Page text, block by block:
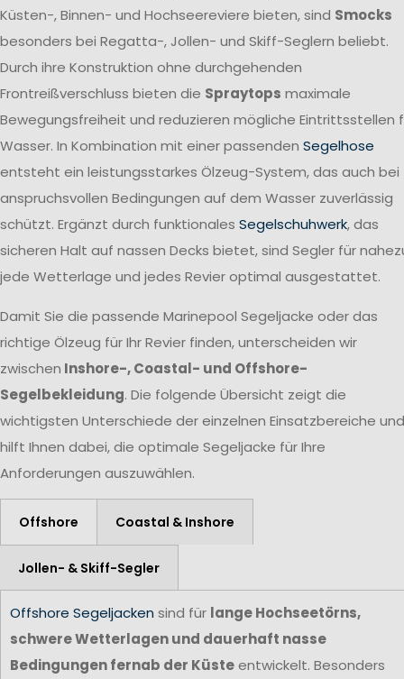
Küsten-, Binnen- und Hochseereviere bieten, sind Smocks
besonders bei Regatta-, Jollen- und Skiff-Seglern beliebt.
Durch ihre Konstruktion ohne durchgehenden
Frontreißverschluss bieten die Spraytops maximale
Bewegungsfreiheit und reduzieren mögliche Eintrittsstellen
Wasser. In Kombination mit einer passenden Segelhose
entsteht ein leistungsstarkes Ölzeug-System, das auch bei
anspruchsvollen Bedingungen auf dem Wasser zuverlässig
schützt. Ergänzt durch funktionales Segelschuhwerk, das
sicheren Halt auf nassen Decks bietet, sind Segler für
jede Wetterlage und jedes Revier optimal ausgestattet.
Damit Sie die passende Marinepool Segeljacke oder das
richtige Ölzeug für Ihr Revier finden, unterscheiden wir
zwischen Inshore-, Coastal- und Offshore-
Segelbekleidung. Die folgende Übersicht zeigt die
wichtigsten Unterschiede der einzelnen Einsatzbereiche und
hilft Ihnen dabei, die optimale Segeljacke für Ihre
Anforderungen auszuwählen.
Offshore Coastal & Inshore
Jollen- & Skiff-Segler
Offshore Segeljacken sind für lange Hochseetörns,
schwere Wetterlagen und dauerhaft nasse
Bedingungen fernab der Küsteentwickelt. Besonders